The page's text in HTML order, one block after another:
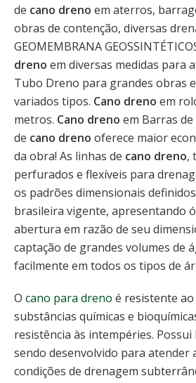
de cano dreno em aterros,
obras de contenção, diversas
GEOMEMBRANA
dreno em diversas medidas para
Tubo Dreno para grandes obras
variados tipos. Cano dreno em
metros. Cano dreno em Barras
de cano dreno oferece maior
da obra! As linhas de cano dreno,
perfurados e flexíveis para
os padrões dimensionais
brasileira vigente, apresentando
abertura em razão de seu
captação de grandes volumes de
facilmente em todos os tipos de
O cano para dreno é resistente
substâncias químicas e
resistência às intempéries.
sendo desenvolvido para atender
condições de drenagem